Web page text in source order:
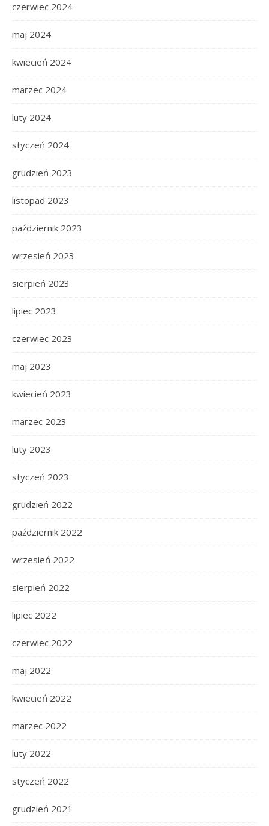
czerwiec 2024
maj 2024
kwiecień 2024
marzec 2024
luty 2024
styczeń 2024
grudzień 2023
listopad 2023
październik 2023
wrzesień 2023
sierpień 2023
lipiec 2023
czerwiec 2023
maj 2023
kwiecień 2023
marzec 2023
luty 2023
styczeń 2023
grudzień 2022
październik 2022
wrzesień 2022
sierpień 2022
lipiec 2022
czerwiec 2022
maj 2022
kwiecień 2022
marzec 2022
luty 2022
styczeń 2022
grudzień 2021